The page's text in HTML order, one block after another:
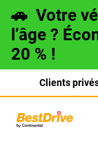
🚗 Votre
l’âge ?
20 % !
Clients